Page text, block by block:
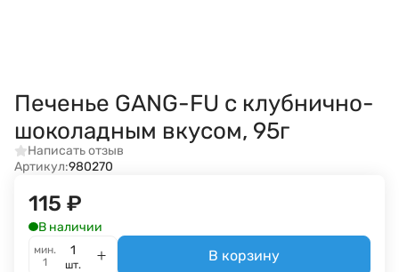
Печенье GANG-FU с клубнично-
шоколадным вкусом, 95г
Написать отзыв
Артикул:980270
115 ₽
В наличии
мин.
1
шт.
В корзину